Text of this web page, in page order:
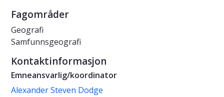
Fagområder
Geografi
Samfunnsgeografi
Kontaktinformasjon
Emneansvarlig/koordinator
Alexander Steven Dodge